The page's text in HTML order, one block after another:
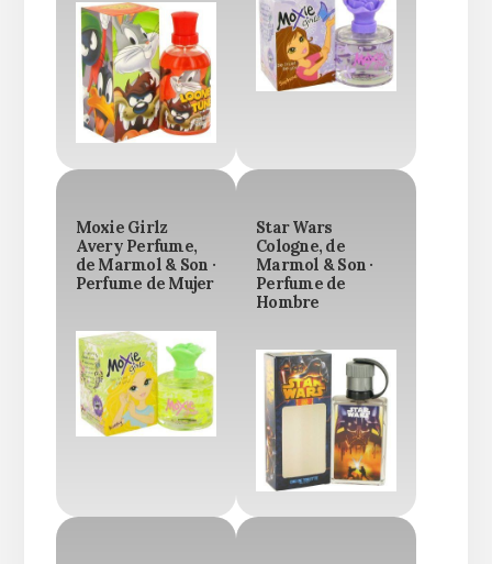
Moxie Girlz
Avery Perfume,
de Marmol & Son ·
Perfume de Mujer
Star Wars
Cologne, de
Marmol & Son ·
Perfume de
Hombre